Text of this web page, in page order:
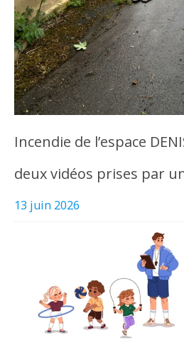
Incendie de l’espace
deux vidéos prises par
13 juin 2026